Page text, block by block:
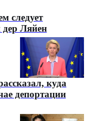
следует
дер Ляйен
куда
депортации